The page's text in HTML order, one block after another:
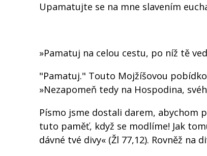
Upamatujte se na mne slavením
»Pamatuj na celou cestu, po níž tě
"Pamatuj." Touto Mojžíšovou
»Nezapomeň tedy na Hospodina,
Písmo jsme dostali darem, abychom
tuto paměť, když se modlíme! Jak
dávné tvé divy« (Žl 77,12). Rovněž na